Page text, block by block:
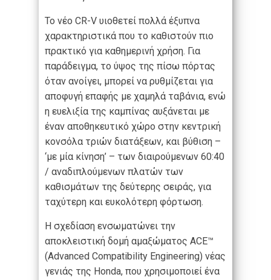
Το νέο CR-V υιοθετεί πολλά έξυπνα
χαρακτηριστικά που το καθιστούν πιο
πρακτικό για καθημερινή χρήση. Για
παράδειγμα, το ύψος της πίσω πόρτας
όταν ανοίγει, μπορεί να ρυθμίζεται για
αποφυγή επαφής με χαμηλά ταβάνια, ενώ
η ευελιξία της καμπίνας αυξάνεται με
έναν αποθηκευτικό χώρο στην κεντρική
κονσόλα τριών διατάξεων, και βύθιση –
‘με μία κίνηση’ – των διαιρούμενων 60:40
/ αναδιπλούμενων πλατών των
καθισμάτων της δεύτερης σειράς, για
ταχύτερη και ευκολότερη φόρτωση.
Η σχεδίαση ενσωματώνει την
αποκλειστική δομή αμαξώματος ACE™
(Advanced Compatibility Engineering) νέας
γενιάς της Honda, που χρησιμοποιεί ένα